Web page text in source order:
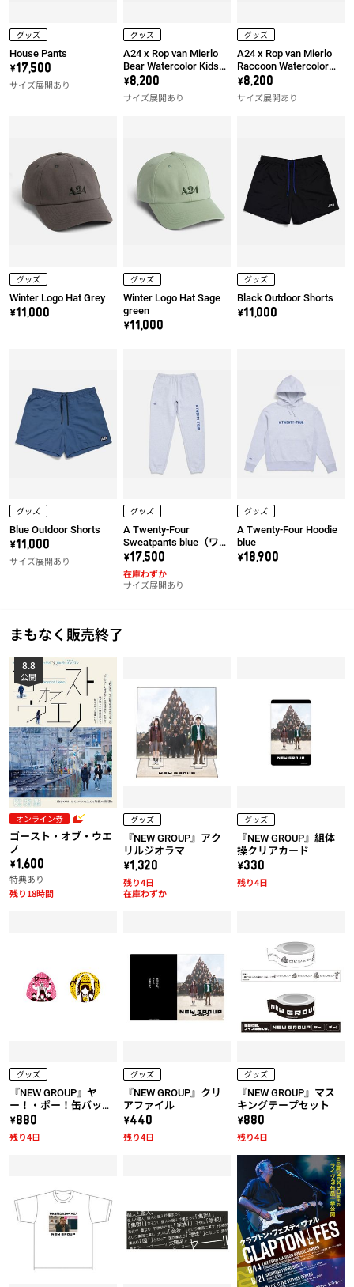
グッズ
House Pants
\17,500
サイズ展開あり
グッズ
A24 x Rop van Mierlo
Bear Watercolor Kids
Tee
\8,200
サイズ展開あり
グッズ
A24 x Rop van Mierlo
Raccoon Watercolor
Kids Tee
\8,200
サイズ展開あり
グッズ
Winter Logo Hat Grey
\11,000
グッズ
Winter Logo Hat Sage
green
\11,000
グッズ
Black Outdoor Shorts
\11,000
グッズ
Blue Outdoor Shorts
\11,000
サイズ展開あり
グッズ
A Twenty-Four
Sweatpants blue（ワッ
ペン右）
\17,500
サイズ展開あり
在庫わずか
グッズ
A Twenty-Four Hoodie
blue
\18,900
まもなく販売終了
8.8
公開
オンライン券
ゴースト・オブ・ウエ
ノ
\1,600
特典あり
残り18時間
グッズ
『NEW GROUP』アク
リルジオラマ
\1,320
在庫わずか
残り4日
グッズ
『NEW GROUP』組体
操クリアカード
\330
残り4日
グッズ
『NEW GROUP』ヤ
ー！・ポー！缶バッジ
セット
\880
残り4日
グッズ
『NEW GROUP』クリ
アファイル
\440
残り4日
グッズ
『NEW GROUP』マス
キングテープセット
\880
残り4日